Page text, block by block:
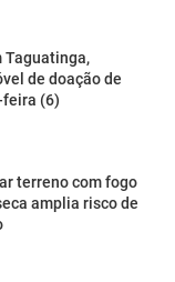
Taguatinga,
de doação de
(6)
terreno com fogo
amplia risco de